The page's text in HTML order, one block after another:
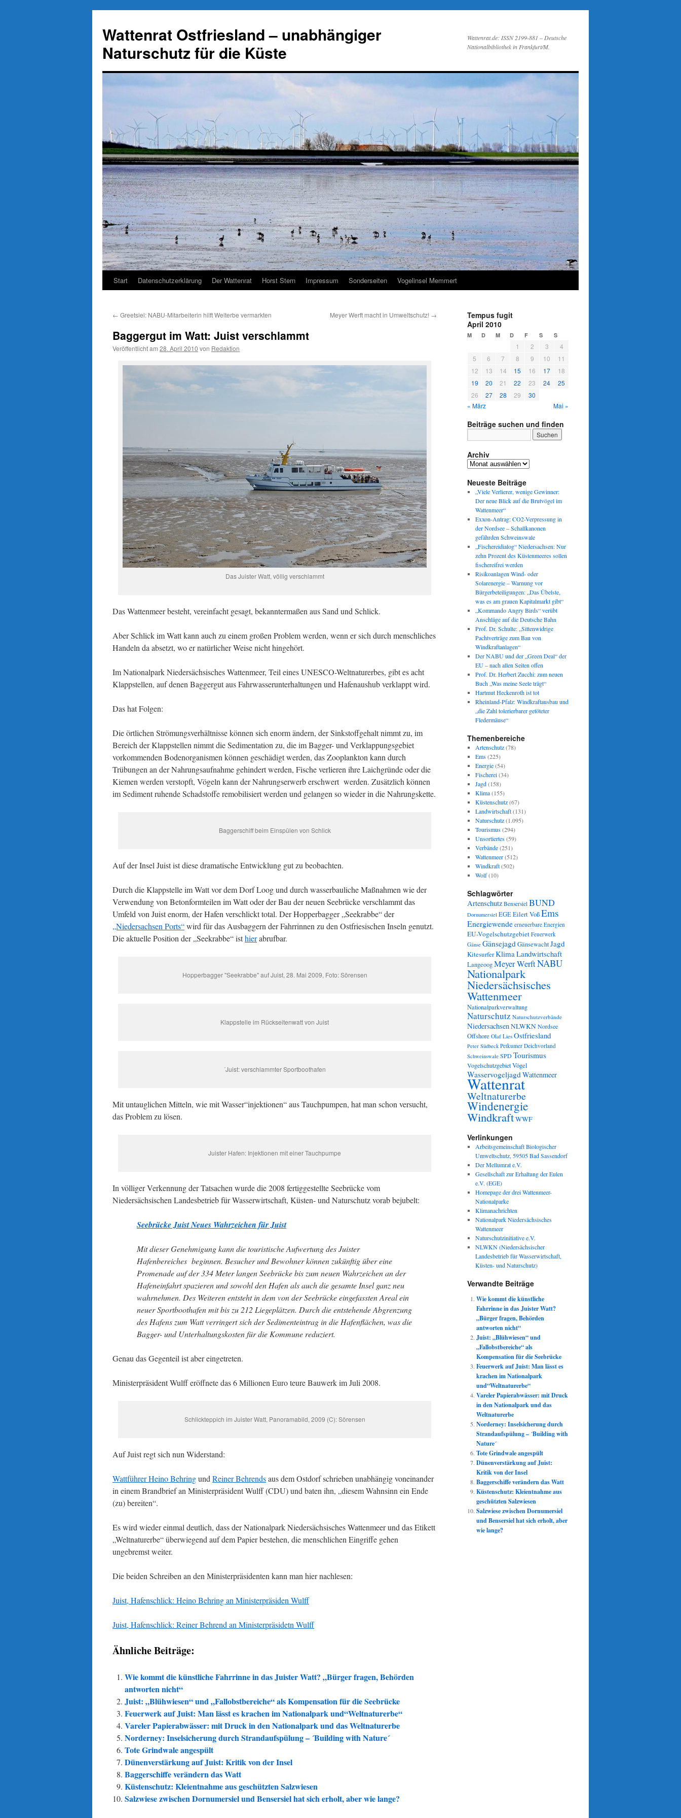
springen
Wattenrat Ostfriesland – unabhängiger
Naturschutz für die Küste
Wattenrat.de: ISSN 2199-881 – Deutsche
Nationalbibliothek in Frankfurt/M.
Start Datenschutzerklärung Der Wattenrat Horst Stern Impressum Sonderseiten Vogelinsel Memmert
← Greetsiel: NABU-Mitarbeiterin hilft Welterbe vermarkten Meyer Werft macht in Umweltschutz! →
Baggergut im Watt: Juist verschlammt
Veröffentlicht am 28. April 2010 von Redaktion
Das Juister Watt, völlig verschlammt
Das Wattenmeer besteht, vereinfacht gesagt, bekanntermaßen aus Sand und Schlick.
Aber Schlick im Watt kann auch zu einem großen Problem werden, wenn er sich durch menschliches
Handeln da absetzt, wo er natürlicher Weise nicht hingehört.
Im Nationalpark Niedersächsisches Wattenmeer, Teil eines UNESCO-Weltnaturerbes, gibt es acht
Klappstellen, auf denen Baggergut aus Fahrwasserunterhaltungen und Hafenaushub verklappt wird.
Das hat Folgen:
Die örtlichen Strömungsverhältnisse können sich enorm ändern, der Sinkstoffgehalt nimmt zu, im
Bereich der Klappstellen nimmt die Sedimentation zu, die im Bagger- und Verklappungsgebiet
vorkommenden Bodenorganismen können geschädigt werden, das Zooplankton kann durch
Trübungen an der Nahrungsaufnahme gehindert werden, Fische verlieren ihre Laichgründe oder die
Kiemen werden verstopft, Vögeln kann der Nahrungserwerb erschwert werden. Zusätzlich können
im Sediment ruhende Schadstoffe remobilisiert werden und gelangen so wieder in die Nahrungskette.
Baggerschiff beim Einspülen von Schlick
Auf der Insel Juist ist diese dramatische Entwicklung gut zu beobachten.
Durch die Klappstelle im Watt vor dem Dorf Loog und durch wasserbauliche Maßnahmen wie der
Verwendung von Betonformteilen im Watt oder der Bau der neuen Seebrücke verschlammt das
Umfeld von Juist enorm, der Hafen verschlickt total. Der Hopperbagger „Seekrabbe“ der
„Niedersachsen Ports“wird für das Ausbaggern der Fahrrinnen zu den Ostfriesischen Inseln genutzt.
Die aktuelle Position der „Seekrabbe“ isthierabrufbar.
Hopperbagger "Seekrabbe" auf Juist, 28. Mai 2009, Foto: Sörensen
Klappstelle im Rückseitenwatt von Juist
´Juist: verschlammter Sportboothafen
Mit untauglichen Mitteln, wie mit Wasser“injektionen“ aus Tauchpumpen, hat man schon versucht,
das Problem zu lösen.
Juister Hafen: Injektionen mit einer Tauchpumpe
In völliger Verkennung der Tatsachen wurde die 2008 fertiggestellte Seebrücke vom
Niedersächsischen Landesbetrieb für Wasserwirtschaft, Küsten- und Naturschutz vorab bejubelt:
Seebrücke JuistNeues Wahrzeichen für Juist
Mit dieser Genehmigung kann die touristische Aufwertung des Juister
Hafenbereiches beginnen. Besucher und Bewohner können zukünftig über eine
Promenade auf der 334 Meter langen Seebrücke bis zum neuen Wahrzeichen an der
Hafeneinfahrt spazieren und sowohl den Hafen als auch die gesamte Insel ganz neu
wahrnehmen. Des Weiteren entsteht in dem von der Seebrücke eingefassten Areal ein
neuer Sportboothafen mit bis zu 212 Liegeplätzen. Durch die entstehende Abgrenzung
des Hafens zum Watt verringert sich der Sedimenteintrag in die Hafenflächen, was die
Bagger- und Unterhaltungskosten für die Kommune reduziert.
Genau das Gegenteil ist aber eingetreten.
Ministerpräsident Wulff eröffnete das 6 Millionen Euro teure Bauwerk im Juli 2008.
Schlickteppich im Juister Watt, Panoramabild, 2009 (C): Sörensen
Auf Juist regt sich nun Widerstand:
Wattführer Heino Behringund Reiner Behrendsaus dem Ostdorf schrieben unabhängig voneinander
in einem Brandbrief an Ministerpräsident Wulff (CDU) und baten ihn, „diesem Wahnsinn ein Ende
(zu) bereiten“.
Es wird wieder einmal deutlich, dass der Nationalpark Niedersächsisches Wattenmeer und das Etikett
„Weltnaturerbe“ überwiegend auf dem Papier bestehen, die menschlichen Eingriffe gehen
ungebremst weiter.
Die beiden Schreiben an den Ministerpräsidenten kann man hier nachlesen:
Juist, Hafenschlick: Heino Behring an Ministerpräsiden Wulff
Juist, Hafenschlick: Reiner Behrend an Ministerpräsidetn Wulff
Ähnliche Beiträge:
Wie kommt die künstliche Fahrrinne in das Juister Watt? „Bürger fragen, Behörden
antworten nicht“
Juist: „Blühwiesen“ und „Fallobstbereiche“ als Kompensation für die Seebrücke
Feuerwerk auf Juist: Man lässt es krachen im Nationalpark und“Weltnaturerbe“
Vareler Papierabwässer: mit Druck in den Nationalpark und das Weltnaturerbe
Norderney: Inselsicherung durch Strandaufspülung – ´Building with Nature´
Tote Grindwale angespült
Dünenverstärkung auf Juist: Kritik von der Insel
Baggerschiffe verändern das Watt
Küstenschutz: Kleientnahme aus geschützten Salzwiesen
Salzwiese zwischen Dornumersiel und Bensersiel hat sich erholt, aber wie lange?
Tempus fugit
April 2010
M D M D F S S
1 2 3
4
5
6 7 8 9 10
11
12
13 14 15 16 17
18
19
20 21 22 23 24
25
26
27 28 29
30
« März
Mai »
Beiträge suchen und finden
Archiv
Archiv
Neueste Beiträge
„Viele Verlierer, wenige Gewinner:
Der neue Blick auf die Brutvögel im
Wattenmeer“
Exxon-Antrag: CO2-Verpressung in
der Nordsee – Schallkanonen
gefährden Schweinswale
„Fischereidialog“ Niedersachsen: Nur
zehn Prozent des Küstenmeeres sollen
fischereifrei werden
Risikoanlagen Wind- oder
Solarenergie – Warnung vor
Bürgerbeteiligungen: „Das Übelste,
was es am grauen Kapitalmarkt gibt“
„Kommando Angry Birds“ verübt
Anschläge auf die Deutsche Bahn
Prof. Dr. Schulte: „Sittenwidrige
Pachtverträge zum Bau von
Windkraftanlagen“
Der NABU und der „Green Deal“ der
EU – nach allen Seiten offen
Prof. Dr. Herbert Zucchi: zum neuen
Buch „Was meine Seele trägt“
Hartmut Heckenroth ist tot
Rheinland-Pfalz: Windkraftausbau und
„die Zahl tolerierbarer getöteter
Fledermäuse“
Themenbereiche
Artenschutz(78)
Ems(225)
Energie(54)
Fischerei(34)
Jagd(158)
Klima(155)
Küstenschutz(67)
Landwirtschaft(131)
Naturschutz(1.095)
Tourismus(294)
Unsortiertes(59)
Verbände(251)
Wattenmeer(512)
Windkraft(502)
Wolf(10)
Schlagwörter
Artenschutz Bensersiel BUND
Dornumersiel EGEEilert VoßEms
Energiewende erneuerbare Energien
EU-Vogelschutzgebiet Feuerwerk
Gänse GänsejagdGänsewachtJagd
KitesurferKlimaLandwirtschaft
LangeoogMeyer WerftNABU
Nationalpark
Niedersächsisches
Wattenmeer
Nationalparkverwaltung
Naturschutz Naturschutzverbände
NiedersachsenNLWKNNordsee
Offshore Olaf Lies Ostfriesland
Peter Südbeck Petkumer Deichvorland
Schweinswale SPDTourismus
VogelschutzgebietVögel
WasservogeljagdWattenmeer
Wattenrat
Weltnaturerbe
Windenergie
WindkraftWWF
Verlinkungen
Arbeitsgemeinschaft Biologischer
Umweltschutz, 59505 Bad Sassendorf
Der Mellumrat e.V.
Gesellschaft zur Erhaltung der Eulen
e.V. (EGE)
Homepage der drei Wattenmeer-
Nationalparke
Klimanachrichten
Nationalpark Niedersächsisches
Wattenmeer
Naturschutzinitiative e.V.
NLWKN (Niedersächsischer
Landesbetrieb für Wasserwirtschaft,
Küsten- und Naturschutz)
Verwandte Beiträge
Wie kommt die künstliche
Fahrrinne in das Juister Watt?
„Bürger fragen, Behörden
antworten nicht“
Juist: „Blühwiesen“ und
„Fallobstbereiche“ als
Kompensation für die Seebrücke
Feuerwerk auf Juist: Man lässt es
krachen im Nationalpark
und“Weltnaturerbe“
Vareler Papierabwässer: mit Druck
in den Nationalpark und das
Weltnaturerbe
Norderney: Inselsicherung durch
Strandaufspülung – ´Building with
Nature´
Tote Grindwale angespült
Dünenverstärkung auf Juist:
Kritik von der Insel
Baggerschiffe verändern das Watt
Küstenschutz: Kleientnahme aus
geschützten Salzwiesen
Salzwiese zwischen Dornumersiel
und Bensersiel hat sich erholt, aber
wie lange?